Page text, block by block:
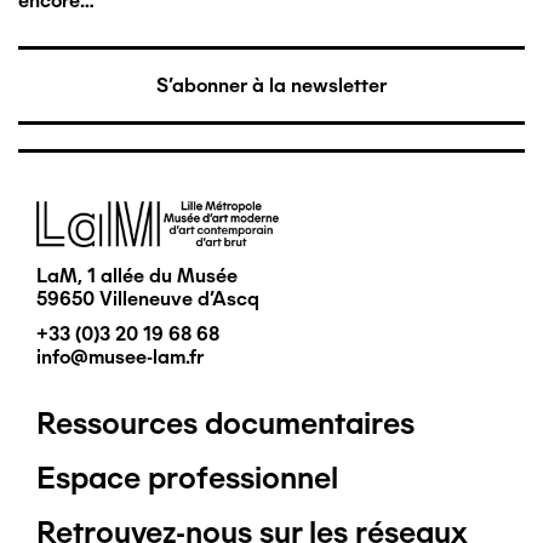
S'abonner à la newsletter
Image
LaM, 1 allée du Musée
59650 Villeneuve d'Ascq
+33 (0)3 20 19 68 68
info@musee-lam.fr
Pied
de
Ressources documentaires
Espace professionnel
Retrouvez-nous sur les réseaux